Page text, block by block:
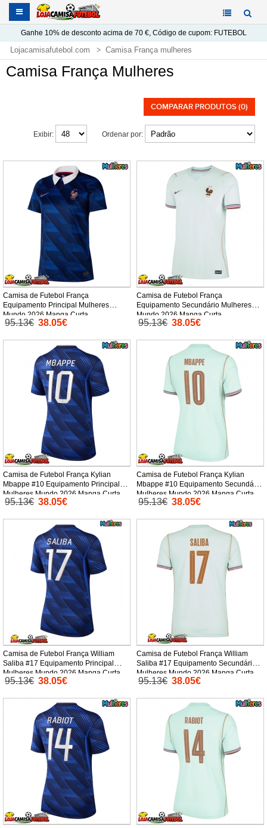
Ganhe 10%de desconto acima de 70 €, Código de cupom: FUTEBOL
Lojacamisafutebol.com Camisa França mulheres
Camisa França Mulheres
COMPARAR PRODUTOS (0)
Ordenar por:
Exibir:
Camisa de Futebol França
Equipamento Principal Mulheres
Mundo 2026 Manga Curta
95.13€ 38.05€
Camisa de Futebol França
Equipamento Secundário Mulheres
Mundo 2026 Manga Curta
95.13€ 38.05€
Camisa de Futebol França Kylian
Mbappe #10 Equipamento Principal
Mulheres Mundo 2026 Manga Curta
95.13€ 38.05€
Camisa de Futebol França Kylian
Mbappe #10 Equipamento Secundário
Mulheres Mundo 2026 Manga Curta
95.13€ 38.05€
Camisa de Futebol França William
Saliba #17 Equipamento Principal
Mulheres Mundo 2026 Manga Curta
95.13€ 38.05€
Camisa de Futebol França William
Saliba #17 Equipamento Secundário
Mulheres Mundo 2026 Manga Curta
95.13€ 38.05€